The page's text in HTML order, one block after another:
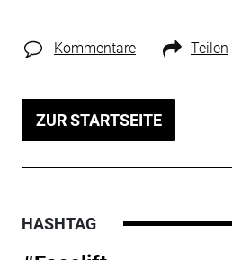
Kommentare Teilen
ZUR STARTSEITE
HASHTAG